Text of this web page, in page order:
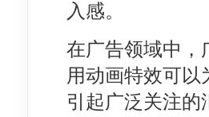
入感。
在广告领域中，
用动画特效可
引起广泛关注的